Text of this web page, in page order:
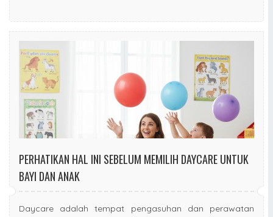
PERHATIKAN HAL INI SEBELUM MEMILIH DAYCARE UNTUK
BAYI DAN ANAK
Daycare adalah tempat pengasuhan dan perawatan